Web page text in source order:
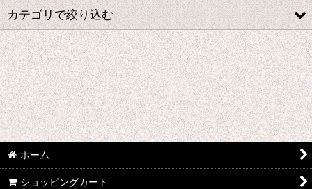
表示数:
並び順:
絞り込む
カテゴリで絞り込む
や行 コスプレ衣装 (全商品)
ユーリ!!! on ICE
弱虫ペダル
幼女戦記
山田くんと7人の魔女
ホーム
ショッピングカート